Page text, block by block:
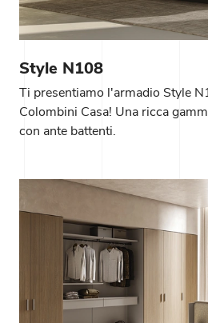
Style N108
Ti presentiamo l'armadio Style
Colombini Casa! Una ricca
con ante battenti.